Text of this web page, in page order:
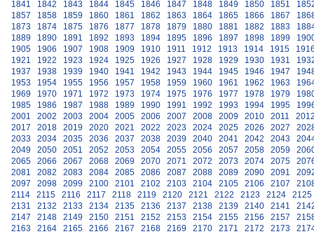
1841
1842 1843 1844 1845 1846 1847 1848 1849 1850 1851
1857
1858 1859 1860 1861 1862 1863 1864 1865 1866 1867
1873
1874 1875 1876 1877 1878 1879 1880 1881 1882 1883
1889
1890 1891 1892 1893 1894 1895 1896 1897 1898 1899
1905
1906 1907 1908 1909 1910 1911 1912 1913 1914 1915
1921
1922 1923 1924 1925 1926 1927 1928 1929 1930 1931
1937
1938 1939 1940 1941 1942 1943 1944 1945 1946 1947
1953
1954 1955 1956 1957 1958 1959 1960 1961 1962 1963
1969
1970 1971 1972 1973 1974 1975 1976 1977 1978 1979
1985
1986 1987 1988 1989 1990 1991 1992 1993 1994 1995
2001
2002 2003 2004 2005 2006 2007 2008 2009 2010 2011
2017
2018 2019 2020 2021 2022 2023 2024 2025 2026 2027
2033
2034 2035 2036 2037 2038 2039 2040 2041 2042 2043
2049
2050 2051 2052 2053 2054 2055 2056 2057 2058 2059
2065
2066 2067 2068 2069 2070 2071 2072 2073 2074 2075
2081
2082 2083 2084 2085 2086 2087 2088 2089 2090 2091
2097
2098 2099 2100 2101 2102 2103 2104 2105 2106 2107
2114
2115 2116 2117 2118 2119 2120 2121 2122 2123 2124
2125
2131
2132 2133 2134 2135 2136 2137 2138 2139 2140 2141
2147
2148 2149 2150 2151 2152 2153 2154 2155 2156 2157
2163
2164 2165 2166 2167 2168 2169 2170 2171 2172 2173